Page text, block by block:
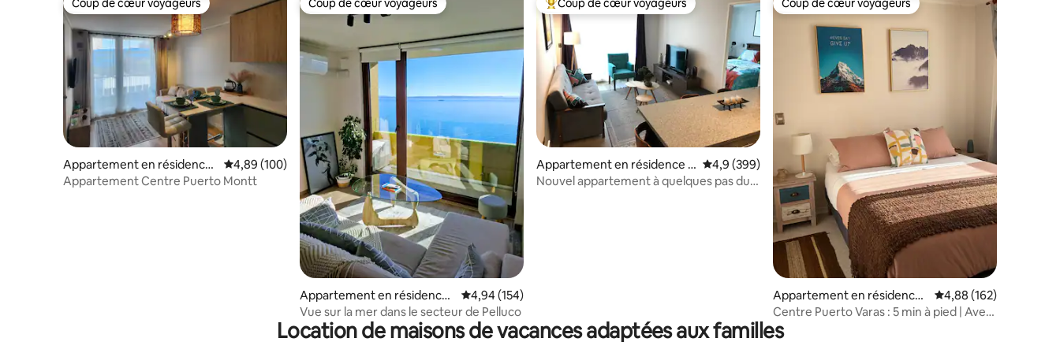
Coup de cœur voyageurs
Coup de cœur voyageurs
Appartement en résidence
⋅ Puerto Montt
Évaluation moyenne sur la base de 100 commentaires : 4,89 sur 5
4,89 (100)
Appartement Centre Puerto Montt
Coup de cœur voyageurs
Coup de cœur voyageurs
Appartement en résidence ⋅
Puerto Montt
Évaluation moyenne sur la base de 154 commentaires : 4,94 sur 5
4,94 (154)
Vue sur la mer dans le secteur de Pelluco
Coups de cœur voyageurs les plus appréciés
Coup de cœur voyageurs
Appartement en résidence ⋅
Puerto Varas
Évaluation moyenne sur la base de 399 commentaires : 4,9 sur 5
4,9 (399)
Nouvel appartement à quelques pas du
Coup de cœur voyageurs
Coup de cœur voyageurs
Appartement en résidence ⋅
Puerto Varas
Évaluation moyenne
4,88 (162)
Centre Puerto Varas : 5 min à pied | Avec
parking
Location de maisons de vacances adaptées aux familles